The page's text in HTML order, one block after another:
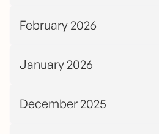
February 2026
January 2026
December 2025